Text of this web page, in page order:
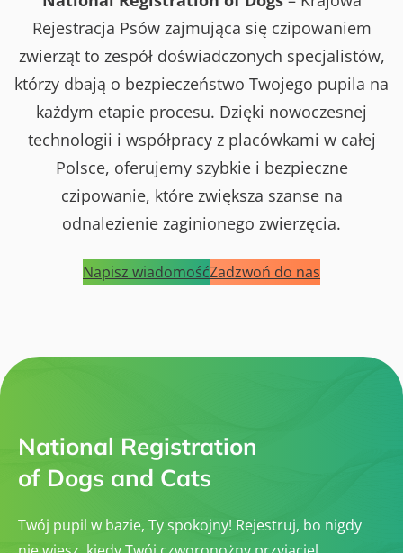
Rejestracja Psów zajmująca się czipowaniem
zwierząt to zespół doświadczonych specjalistów,
którzy dbają o bezpieczeństwo Twojego pupila na
każdym etapie procesu. Dzięki nowoczesnej
technologii i współpracy z placówkami w całej
Polsce, oferujemy szybkie i bezpieczne
czipowanie, które zwiększa szanse na
odnalezienie zaginionego zwierzęcia.
Napisz wiadomośćZadzwoń do nas
National Registration
of Dogs and Cats
Twój pupil w bazie, Ty spokojny! Rejestruj, bo nigdy